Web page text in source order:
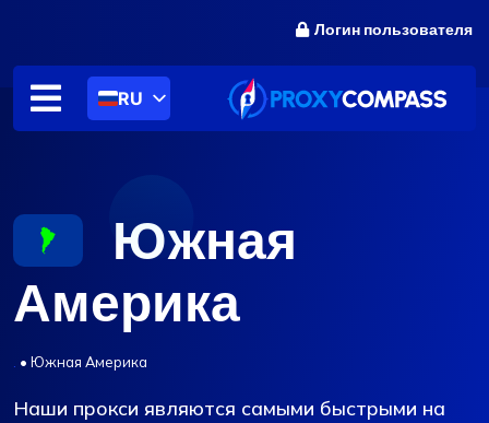
содержанию
Логин пользователя
RU
Южная
Америка
• Южная Америка
Наши прокси являются самыми быстрыми на